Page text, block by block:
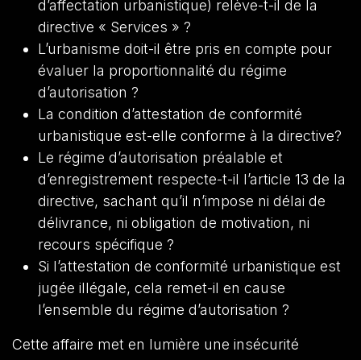
d’affectation urbanistique) relève-t-il de la
directive « Services » ?
L’urbanisme doit-il être pris en compte pour
évaluer la proportionnalité du régime
d’autorisation ?
La condition d’attestation de conformité
urbanistique est-elle conforme à la directive?
Le régime d’autorisation préalable et
d’enregistrement respecte-t-il l’article 13 de la
directive, sachant qu’il n’impose ni délai de
délivrance, ni obligation de motivation, ni
recours spécifique ?
Si l’attestation de conformité urbanistique est
jugée illégale, cela remet-il en cause
l’ensemble du régime d’autorisation ?
Cette affaire met en lumière une insécurité